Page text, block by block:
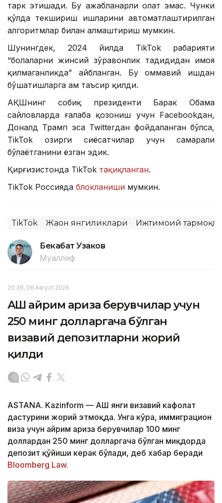
тарк этишади. Бу ажабланарли ҳолат эмас. Чунки
қўлда текшириш ишларини автоматлаштирилган
алгоритмлар билан алмаштириш мумкин.
Шунингдек, 2024 йилда TikTok раҳбарияти
“болаларни жинсий зўравонлик таҳдидидан ҳимоя
қилмаганликда” айбланган. Бу оммавий ишдан
бўшатишларга ҳам таъсир қилди.
АҚШнинг собиқ президенти Барак Обама
сайловларда ғалаба қозониш учун Facebookдан,
Доналд Трамп эса Twitterдан фойдаланган бўлса,
TikTok ҳозирги сиёсатчилар учун самарали
бўлаётганини ёзган эдик.
Қирғизистонда TikTok тақиқланган.
TikTok Россияда блокланиши мумкин.
TikTok Жаҳон янгиликлари Ижтимоий
Бекабат Узаков
Муаллиф
20:36, 06 Август 2026
АҚШ айрим ариза берувчилар учун
250 минг долларгача бўлган
визавий депозитларни жорий
қилди
ASTANA. Kazinform — АҚШ янги визавий кафолат
дастурини жорий этмоқда. Унга кўра, иммиграцион
виза учун айрим ариза берувчилар 100 минг
доллардан 250 минг долларгача бўлган миқдорда
депозит қўйиши керак бўлади, деб хабар беради
Bloomberg Law.